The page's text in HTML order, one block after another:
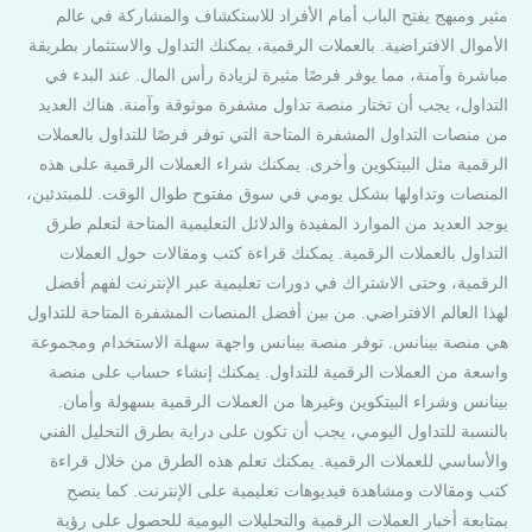
مثير ومبهج يفتح الباب أمام الأفراد للاستكشاف والمشاركة في عالم
الأموال الافتراضية. بالعملات الرقمية، يمكنك التداول والاستثمار بطريقة
مباشرة وآمنة، مما يوفر فرصًا مثيرة لزيادة رأس المال. عند البدء في
التداول، يجب أن تختار منصة تداول مشفرة موثوقة وآمنة. هناك العديد
من منصات التداول المشفرة المتاحة التي توفر فرصًا للتداول بالعملات
الرقمية مثل البيتكوين وأخرى. يمكنك شراء العملات الرقمية على هذه
المنصات وتداولها بشكل يومي في سوق مفتوح طوال الوقت. للمبتدئين،
يوجد العديد من الموارد المفيدة والدلائل التعليمية المتاحة لتعلم طرق
التداول بالعملات الرقمية. يمكنك قراءة كتب ومقالات حول العملات
الرقمية، وحتى الاشتراك في دورات تعليمية عبر الإنترنت لفهم أفضل
لهذا العالم الافتراضي. من بين أفضل المنصات المشفرة المتاحة للتداول
هي منصة بينانس. توفر منصة بينانس واجهة سهلة الاستخدام ومجموعة
واسعة من العملات الرقمية للتداول. يمكنك إنشاء حساب على منصة
بينانس وشراء البيتكوين وغيرها من العملات الرقمية بسهولة وأمان.
بالنسبة للتداول اليومي، يجب أن تكون على دراية بطرق التحليل الفني
والأساسي للعملات الرقمية. يمكنك تعلم هذه الطرق من خلال قراءة
كتب ومقالات ومشاهدة فيديوهات تعليمية على الإنترنت. كما ينصح
بمتابعة أخبار العملات الرقمية والتحليلات اليومية للحصول على رؤية